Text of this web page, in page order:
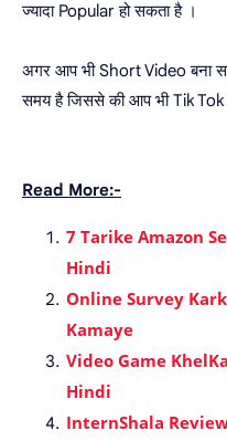
ज्यादा Popular हो सकता है ।
अगर आप भी Short Video बना
समय है जिससे की आप भी Tik Tok
Read More:-
7 Tarike Amazon
Hindi
Online Survey
Kamaye
Video Game
Hindi
InternShala